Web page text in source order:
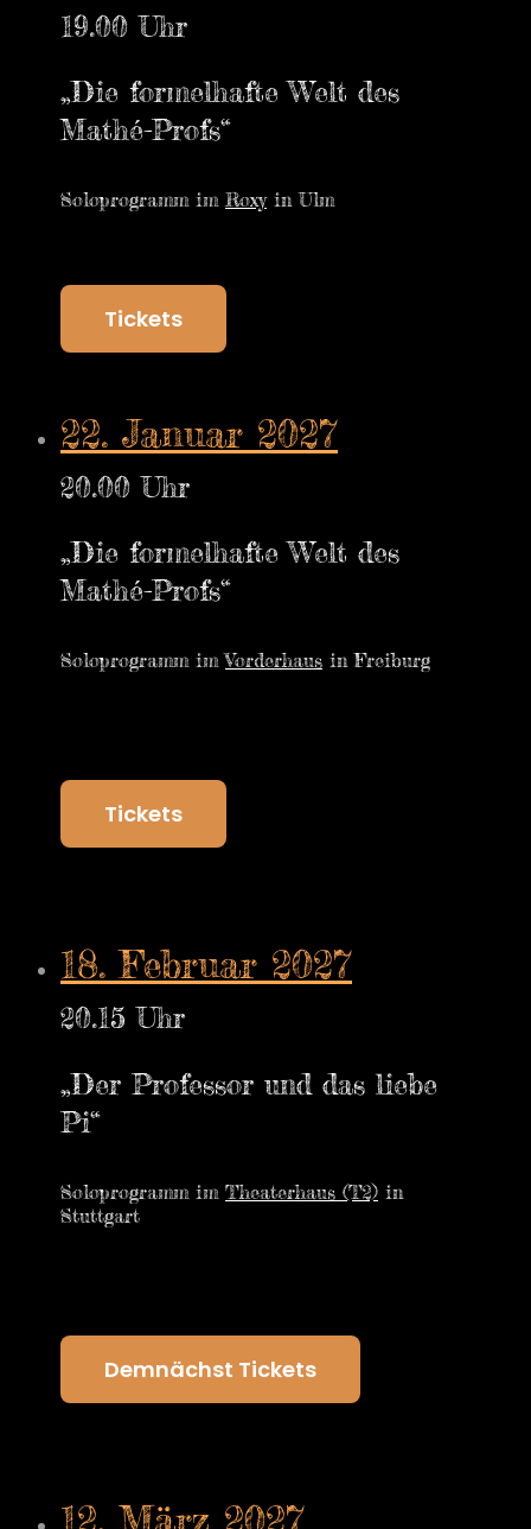
19.00 Uhr
„Die formelhafte Welt des
Mathé-Profs“
Soloprogramm imRoxyin Ulm
Tickets
22. Januar 2027
20.00 Uhr
„Die formelhafte Welt des
Mathé-Profs“
Soloprogramm imVorderhaus in Freiburg
Tickets
18. Februar 2027
20.15 Uhr
„Der Professor und das liebe
Pi“
Soloprogramm im Theaterhaus (T2) in
Stuttgart
Demnächst Tickets